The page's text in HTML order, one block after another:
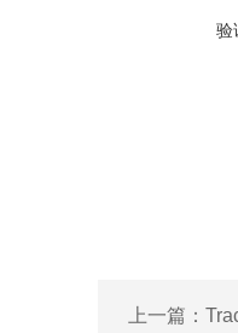
验
上一篇：